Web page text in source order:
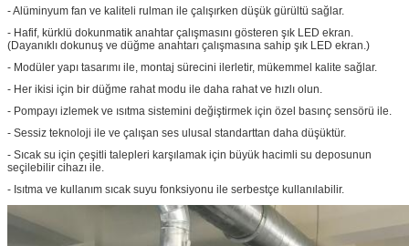
- Alüminyum fan ve kaliteli rulman ile çalışırken düşük gürültü sağlar.
- Hafif, kürklü dokunmatik anahtar çalışmasını gösteren şık LED ekran.
(Dayanıklı dokunuş ve düğme anahtarı çalışmasına sahip şık LED ekran.)
- Modüler yapı tasarımı ile, montaj sürecini ilerletir, mükemmel kalite sağlar.
- Her ikisi için bir düğme rahat modu ile daha rahat ve hızlı olun.
- Pompayı izlemek ve ısıtma sistemini değiştirmek için özel basınç sensörü ile.
- Sessiz teknoloji ile ve çalışan ses ulusal standarttan daha düşüktür.
- Sıcak su için çeşitli talepleri karşılamak için büyük hacimli su deposunun
seçilebilir cihazı ile.
- Isıtma ve kullanım sıcak suyu fonksiyonu ile serbestçe kullanılabilir.